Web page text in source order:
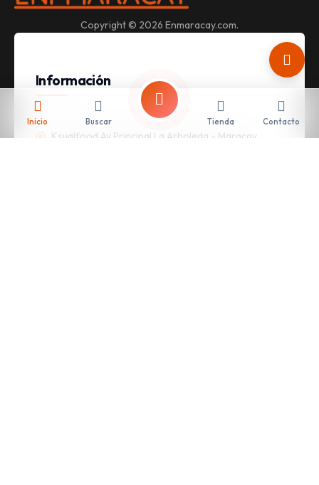
Copyright © 2026 Enmaracay.com.
Información
Ksualfood Av Principal La Arboleda - Maracay
Inicio Buscar Tienda Contacto